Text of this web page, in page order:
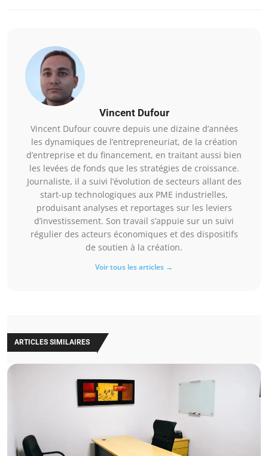
Vincent Dufour
Vincent Dufour couvre depuis une dizaine d’années
les dynamiques de l’entrepreneuriat, de la création
d’entreprise et du financement, en traitant aussi bien
les levées de fonds que les stratégies de croissance.
Journaliste, il a suivi l’évolution de secteurs allant des
start-up technologiques aux PME industrielles,
produisant analyses et reportages sur les leviers
d’investissement. Son travail s’appuie sur un suivi
régulier des acteurs économiques et des dispositifs
de soutien à la création.
Voir tous les articles →
ARTICLES SIMILAIRES